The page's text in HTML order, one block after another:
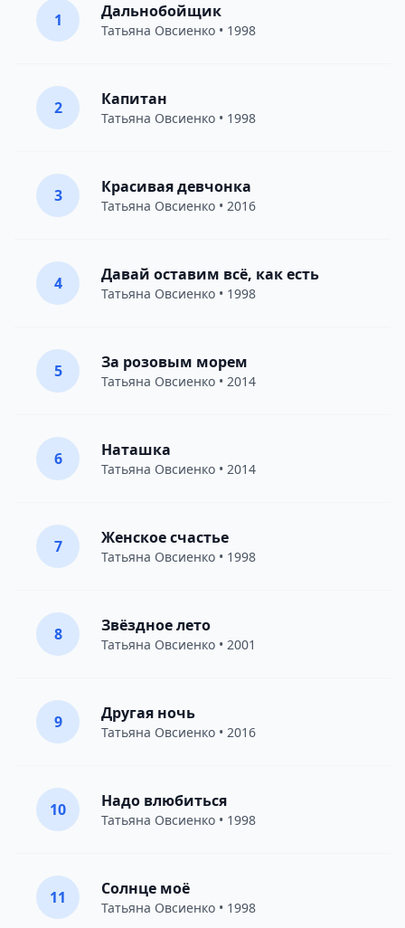
1 Дальнобойщик
Татьяна Овсиенко • 1998
2 Капитан
Татьяна Овсиенко • 1998
3 Красивая девчонка
Татьяна Овсиенко • 2016
4 Давай оставим всё, как есть
Татьяна Овсиенко • 1998
5 За розовым морем
Татьяна Овсиенко • 2014
6 Наташка
Татьяна Овсиенко • 2014
7 Женское счастье
Татьяна Овсиенко • 1998
8 Звёздное лето
Татьяна Овсиенко • 2001
9 Другая ночь
Татьяна Овсиенко • 2016
10 Надо влюбиться
Татьяна Овсиенко • 1998
11 Солнце моё
Татьяна Овсиенко • 1998